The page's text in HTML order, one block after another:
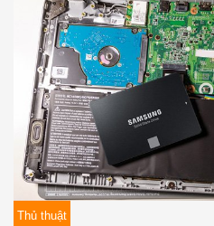
Thủ thuật